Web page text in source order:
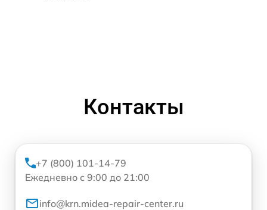
Контакты
+7 (800) 101-14-79
Ежедневно с 9:00 до 21:00
info@krn.midea-repair-center.ru